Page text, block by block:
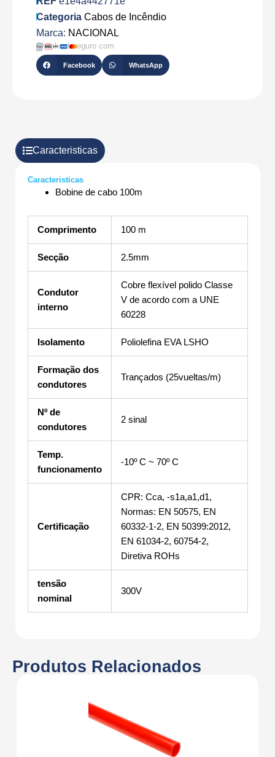
Categoria Cabos de Incêndio
Marca: NACIONAL
Checkout seguro com
Facebook WhatsApp
Caracteristicas
Caracteristicas
Bobine de cabo 100m
Comprimento 100 m
Secção 2.5mm
Condutor
interno
Cobre flexível polido Classe
V de acordo com a UNE
60228
Isolamento Poliolefina EVA LSHO
Formação dos
condutores
Trançados (25vueltas/m)
Nº de
condutores
2 sinal
Temp.
funcionamento
-10º C ~ 70º C
Certificação
CPR: Cca, -s1a,a1,d1,
Normas: EN 50575, EN
60332-1-2, EN 50399:2012,
EN 61034-2, 60754-2,
Diretiva ROHs
tensão
nominal
300V
Produtos Relacionados